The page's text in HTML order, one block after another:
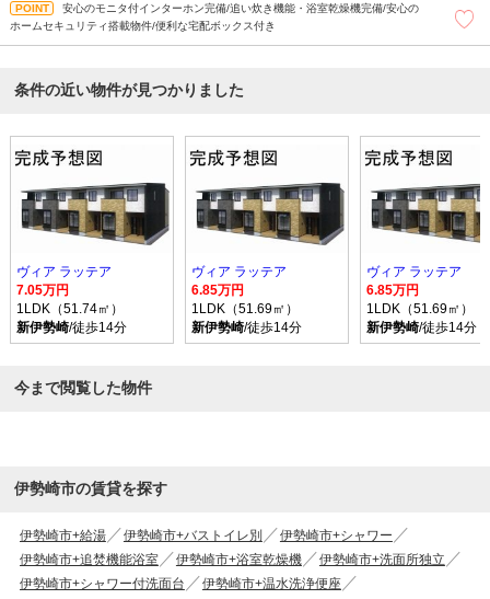
安心のモニタ付インターホン完備/追い炊き機能・浴室乾燥機完備/安心の
ホームセキュリティ搭載物件/便利な宅配ボックス付き
条件の近い物件が見つかりました
ヴィア ラッテア
7.05万円
1LDK（51.74㎡）
新伊勢崎/徒歩14分
ヴィア ラッテア
6.85万円
1LDK（51.69㎡）
新伊勢崎/徒歩14分
ヴィア ラッテア
6.85万円
1LDK（51.69㎡）
新伊勢崎/徒歩14分
今まで閲覧した物件
伊勢崎市の賃貸を探す
伊勢崎市+給湯 伊勢崎市+バストイレ別
伊勢崎市+シャワー
伊勢崎市+追焚機能浴室
伊勢崎市+浴室乾燥機
伊勢崎市+洗面所独立
伊勢崎市+シャワー付洗面台
伊勢崎市+温水洗浄便座